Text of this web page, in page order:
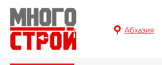
Абхазия